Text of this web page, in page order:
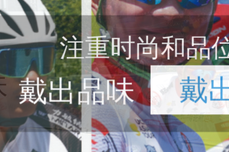
注重时尚和品
戴
戴出品味